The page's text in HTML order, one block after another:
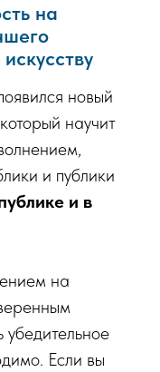
на
новый
научит
и публики
и в
на
убедительное
Если вы